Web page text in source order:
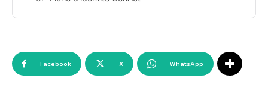
Facebook X WhatsApp